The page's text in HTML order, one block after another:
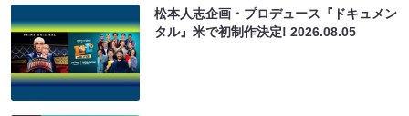
松本人志企画・プロデュース『ドキュメン
タル』米で初制作決定!2026.08.05